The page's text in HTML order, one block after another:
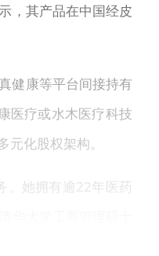
，其产品在中国经皮
健康等平台间接持有
医疗或水木医疗科技
化股权架构。
。她拥有逾22年医药
华大学工商管理硕士